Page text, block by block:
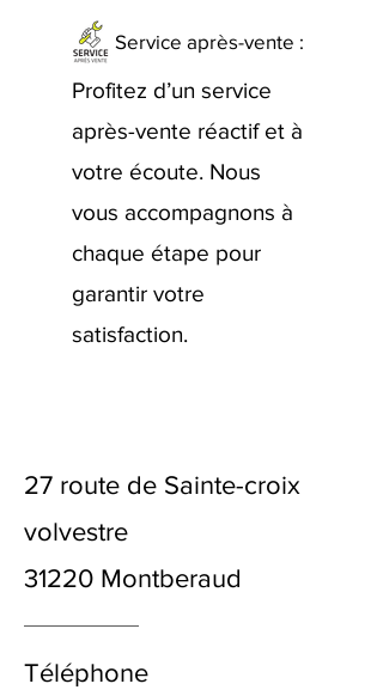
Service après-vente :
Profitez d’un service
après-vente réactif et à
votre écoute. Nous
vous accompagnons à
chaque étape pour
garantir votre
satisfaction.
27 route de Sainte-croix
volvestre
31220 Montberaud
Téléphone